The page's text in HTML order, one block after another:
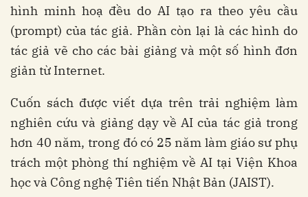
hình minh hoạ đều do AI tạo ra theo yêu cầu
(prompt) của tác giả. Phần còn lại là các hình do
tác giả vẽ cho các bài giảng và một số hình đơn
giản từ Internet.
Cuốn sách được viết dựa trên trải nghiệm làm
nghiên cứu và giảng dạy về AI của tác giả trong
hơn 40 năm, trong đó có 25 năm làm giáo sư phụ
trách một phòng thí nghiệm về AI tại Viện Khoa
học và Công nghệ Tiên tiến Nhật Bản (JAIST).